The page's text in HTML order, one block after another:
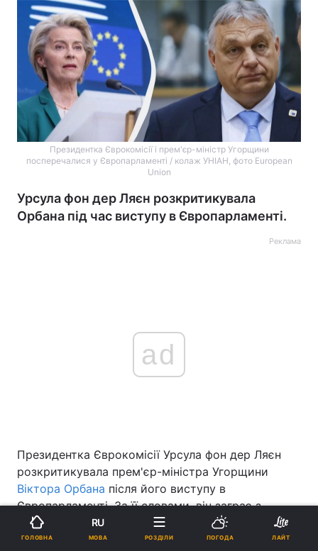
Президентка Єврокомісії і прем'єр-міністр Угорщини
посперечалися у Європарламенті / колаж УНІАН, фото European
Union
Урсула фон дер Ляєн розкритикувала
Орбана під час виступу в Європарламенті.
Реклама
ad
Президентка Єврокомісії Урсула фон дер Ляєн
розкритикувала прем'єр-міністра Угорщини
Віктора Орбана після його виступу в
Європарламенті. За її словами, він заграє з
російським диктатором Володимиром Путіним,
допускаючи іноземне втручання зі сторони РФ та
ГОЛОВНА
RU
МОВА РОЗДІЛИ ПОГОДА ЛАЙТ